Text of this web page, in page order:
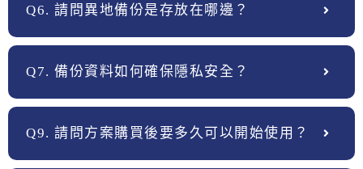
Q6. 請問異地備份是存放在哪邊？
Q7. 備份資料如何確保隱私安全？
Q9. 請問方案購買後要多久可以開始使用？